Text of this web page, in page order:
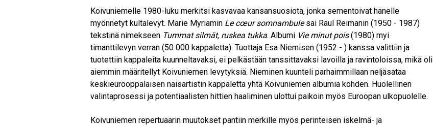
Koivuniemelle 1980-luku merkitsi kasvavaa kansansuosiota, jonka sementoivat hänelle
myönnetyt kultalevyt. Marie Myriamin Le cœur somnambulesai Raul Reimanin (1950 - 1987)
tekstinä nimekseen Tummat silmät, ruskea tukka. Albumi Vie minut pois(1980) myi
timanttilevyn verran (50 000 kappaletta). Tuottaja Esa Niemisen (1952 - ) kanssa valittiin ja
tuotettiin kappaleita kuunneltavaksi, ei pelkästään tanssittavaksi lavoilla ja ravintoloissa, mikä oli
aiemmin määritellyt Koivuniemen levytyksiä. Nieminen kuunteli parhaimmillaan neljäsataa
keskieurooppalaisen naisartistin kappaletta yhtä Koivuniemen albumia kohden. Huolellinen
valintaprosessi ja potentiaalisten hittien haaliminen ulottui paikoin myös Euroopan ulkopuolelle.
Koivuniemen repertuaarin muutokset pantiin merkille myös perinteisen iskelmä- ja